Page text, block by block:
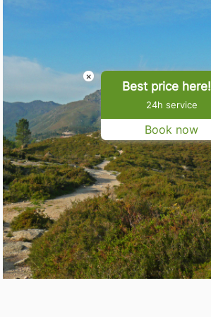
×
Best price here!
24h service
Book now